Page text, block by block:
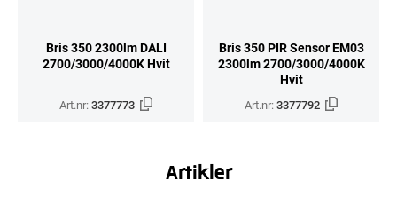
Bris 350 2300lm DALI
2700/3000/4000K Hvit
Art.nr:3377773
Bris 350 PIR Sensor EM03
2300lm 2700/3000/4000K
Hvit
Art.nr:3377792
Artikler